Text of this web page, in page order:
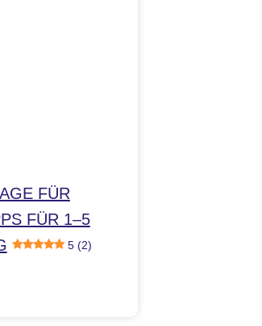
FÜR
FÜR 1–5
5 (2)